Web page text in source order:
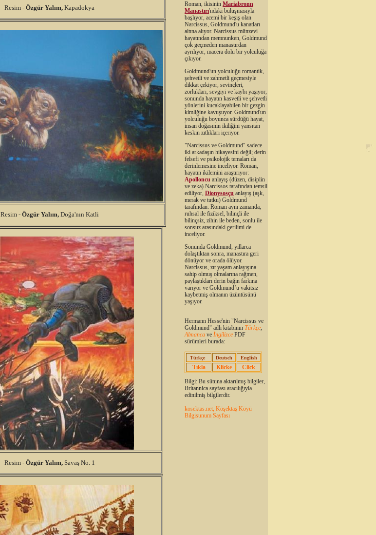
Resim - Özgür Yalım, Kapadokya
Resim - Özgür Yalım, Doğa'nın Katli
Resim - Özgür Yalım, Savaş No. 1
Roman, ikisinin Mariabronn
Manastırı'ndaki buluşmasıyla
başlıyor, acemi bir keşiş olan
Narcissus, Goldmund'u kanatları
altına alıyor. Narcissus münzevi
hayatından memnunken, Goldmund
çok geçmeden manastırdan
ayrılıyor, macera dolu bir yolculuğa
çıkıyor.
Goldmund'un yolculuğu romantik,
şehvetli ve zahmetli geçmesiyle
dikkat çekiyor, sevinçleri,
zorlukları, sevgiyi ve kaybı yaşıyor,
sonunda hayatın kasvetli ve şehvetli
yönlerini kucaklayabilen bir gezgin
kimliğine kavuşuyor. Goldmund'un
yolculuğu boyunca sürdüğü hayat,
insan doğasının ikiliğini yansıtan
keskin zıtlıkları içeriyor.
"Narcissus ve Goldmund" sadece
iki arkadaşın hikayesini değil; derin
felsefi ve psikolojik temaları da
derinlemesine inceliyor. Roman,
hayatın ikilemini araştırıyor:
Apolloncu anlayış (düzen, disiplin
ve zeka) Narcissos tarafından temsil
ediliyor, Dionysosçu anlayış (aşk,
merak ve tutku) Goldmund
tarafından. Roman aynı zamanda,
ruhsal ile fiziksel, bilinçli ile
bilinçsiz, zihin ile beden, sonlu ile
sonsuz arasındaki gerilimi de
inceliyor.
Sonunda Goldmund, yıllarca
dolaştıktan sonra, manastıra geri
dönüyor ve orada ölüyor.
Narcissus, zıt yaşam anlayışına
sahip olmuş olmalarına rağmen,
paylaştıkları derin bağın farkına
varıyor ve Goldmund’u vakitsiz
kaybetmiş olmanın üzüntüsünü
yaşıyor.
Hermann Hesse'nin "Narcissus ve
Goldmund" adlı kitabının Türkçe,
Almanca ve İngilizce PDF
sürümleri burada:
Türkçe Deutsch English
Tıkla Klicke Click
Bilgi: Bu sütuna aktarılmış bilgiler,
Britannica sayfası aracılığıyla
edinilmiş bilgilerdir.
kosektas.net, Köşektaş Köyü
Bilgisunum Sayfası